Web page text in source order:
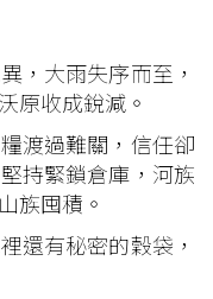
大雨失序而至，
原收成銳減。
過難關，信任卻
持緊鎖倉庫，河族
族囤積。
有秘密的穀袋，